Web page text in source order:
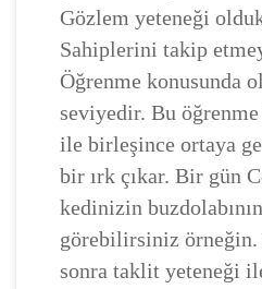
Gözlem yeteneği
Sahiplerini takip
Öğrenme konusunda
seviyedir. Bu öğrenme
ile birleşince ortaya
bir ırk çıkar. Bir gün
kedinizin buzdolabının
görebilirsiniz örneğin.
sonra taklit yeteneği